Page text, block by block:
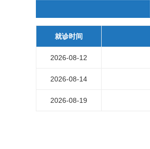
就诊时间
2026-08-12
2026-08-14
2026-08-19